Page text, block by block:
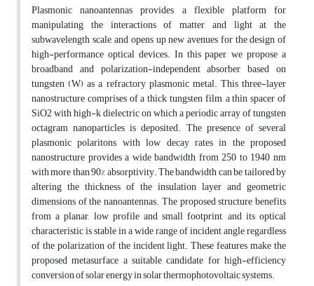
Plasmonic nanoantennas provides a flexible platform for
manipulating the interactions of matter and light at the
subwavelength scale, and opens up new avenues for the design of
high-performance optical devices. In this paper, we propose a
broadband and polarization-independent absorber based on
tungsten (W) as a refractory plasmonic metal. This three-layer
nanostructure comprises of a thick tungsten film, a thin spacer of
SiO2 with high-k dielectric on which a periodic array of tungsten
octagram nanoparticles is deposited. The presence of several
plasmonic polaritons with low decay rates in the proposed
nanostructure provides a wide bandwidth from 250 to 1940 nm
with more than 90% absorptivity. The bandwidth can be tailored by
altering the thickness of the insulation layer and geometric
dimensions of the nanoantennas. The proposed structure benefits
from a planar, low profile and small footprint, and its optical
characteristic is stable in a wide range of incident angle regardless
of the polarization of the incident light. These features make the
proposed metasurface a suitable candidate for high-efficiency
conversion of solar energy in solar thermophotovoltaic systems.